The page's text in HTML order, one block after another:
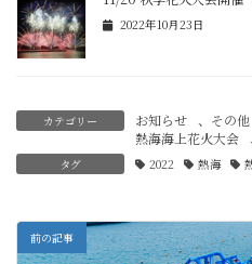
2022年10月23日
カテゴリー お知らせ 、 その他
熱海海上花火大会
タグ 2022 熱海
前の記事